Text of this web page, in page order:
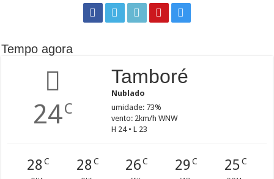
Tempo agora
24C
Tamboré
Nublado
umidade: 73%
vento: 2km/h WNW
H 24 • L 23
28C 28C 26 C 29C 25C